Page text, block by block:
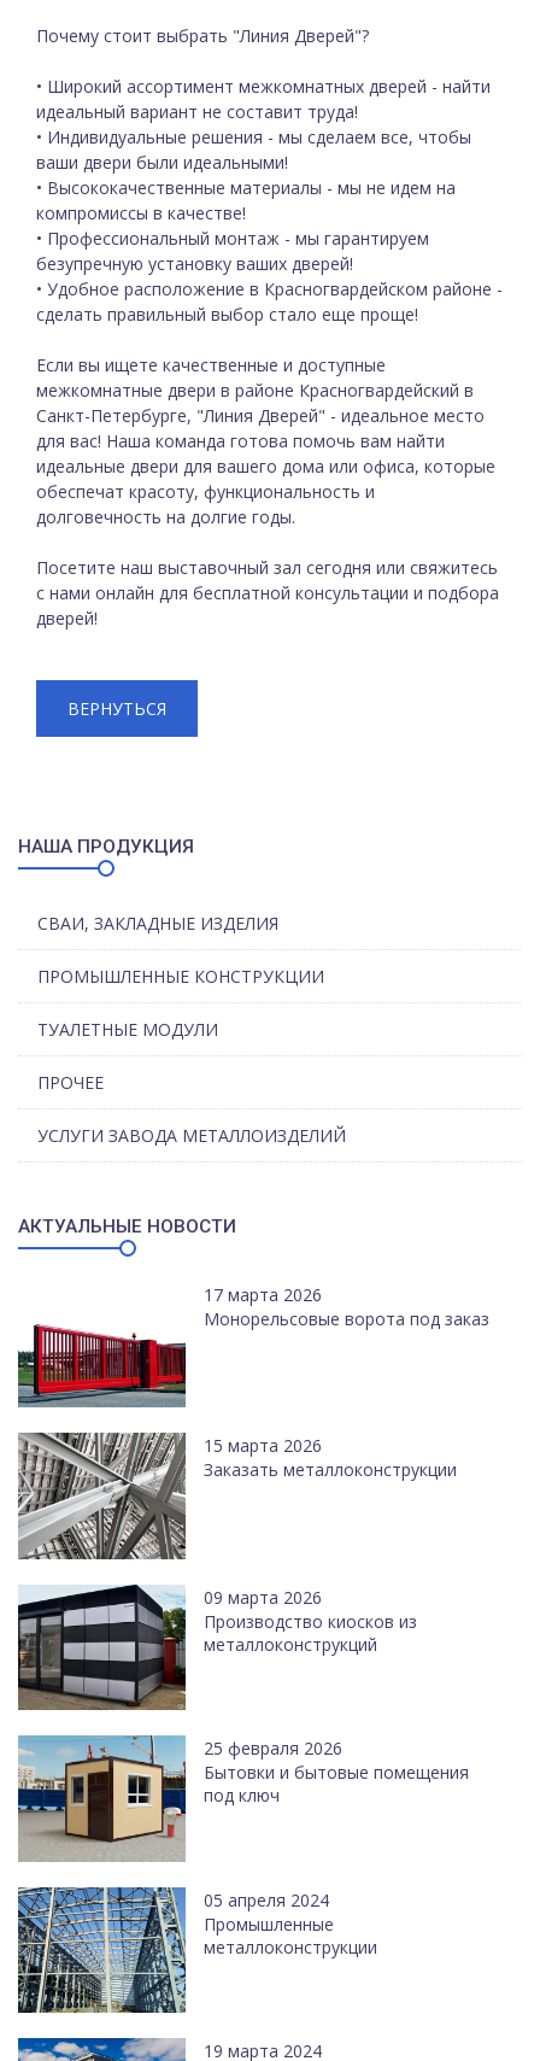
Почему стоит выбрать "Линия Дверей"?
• Широкий ассортимент межкомнатных дверей - найти
идеальный вариант не составит труда!
• Индивидуальные решения - мы сделаем все, чтобы
ваши двери были идеальными!
• Высококачественные материалы - мы не идем на
компромиссы в качестве!
• Профессиональный монтаж - мы гарантируем
безупречную установку ваших дверей!
• Удобное расположение в Красногвардейском районе -
сделать правильный выбор стало еще проще!
Если вы ищете качественные и доступные
межкомнатные двери в районе Красногвардейский в
Санкт-Петербурге, "Линия Дверей" - идеальное место
для вас! Наша команда готова помочь вам найти
идеальные двери для вашего дома или офиса, которые
обеспечат красоту, функциональность и
долговечность на долгие годы.
Посетите наш выставочный зал сегодня или свяжитесь
с нами онлайн для бесплатной консультации и подбора
дверей!
ВЕРНУТЬСЯ
НАША ПРОДУКЦИЯ
СВАИ, ЗАКЛАДНЫЕ ИЗДЕЛИЯ
ПРОМЫШЛЕННЫЕ КОНСТРУКЦИИ
ТУАЛЕТНЫЕ МОДУЛИ
ПРОЧЕЕ
УСЛУГИ ЗАВОДА МЕТАЛЛОИЗДЕЛИЙ
АКТУАЛЬНЫЕ НОВОСТИ
17 марта 2026
Монорельсовые ворота под заказ
15 марта 2026
Заказать металлоконструкции
09 марта 2026
Производство киосков из
металлоконструкций
25 февраля 2026
Бытовки и бытовые помещения
под ключ
05 апреля 2024
Промышленные
металлоконструкции
19 марта 2024